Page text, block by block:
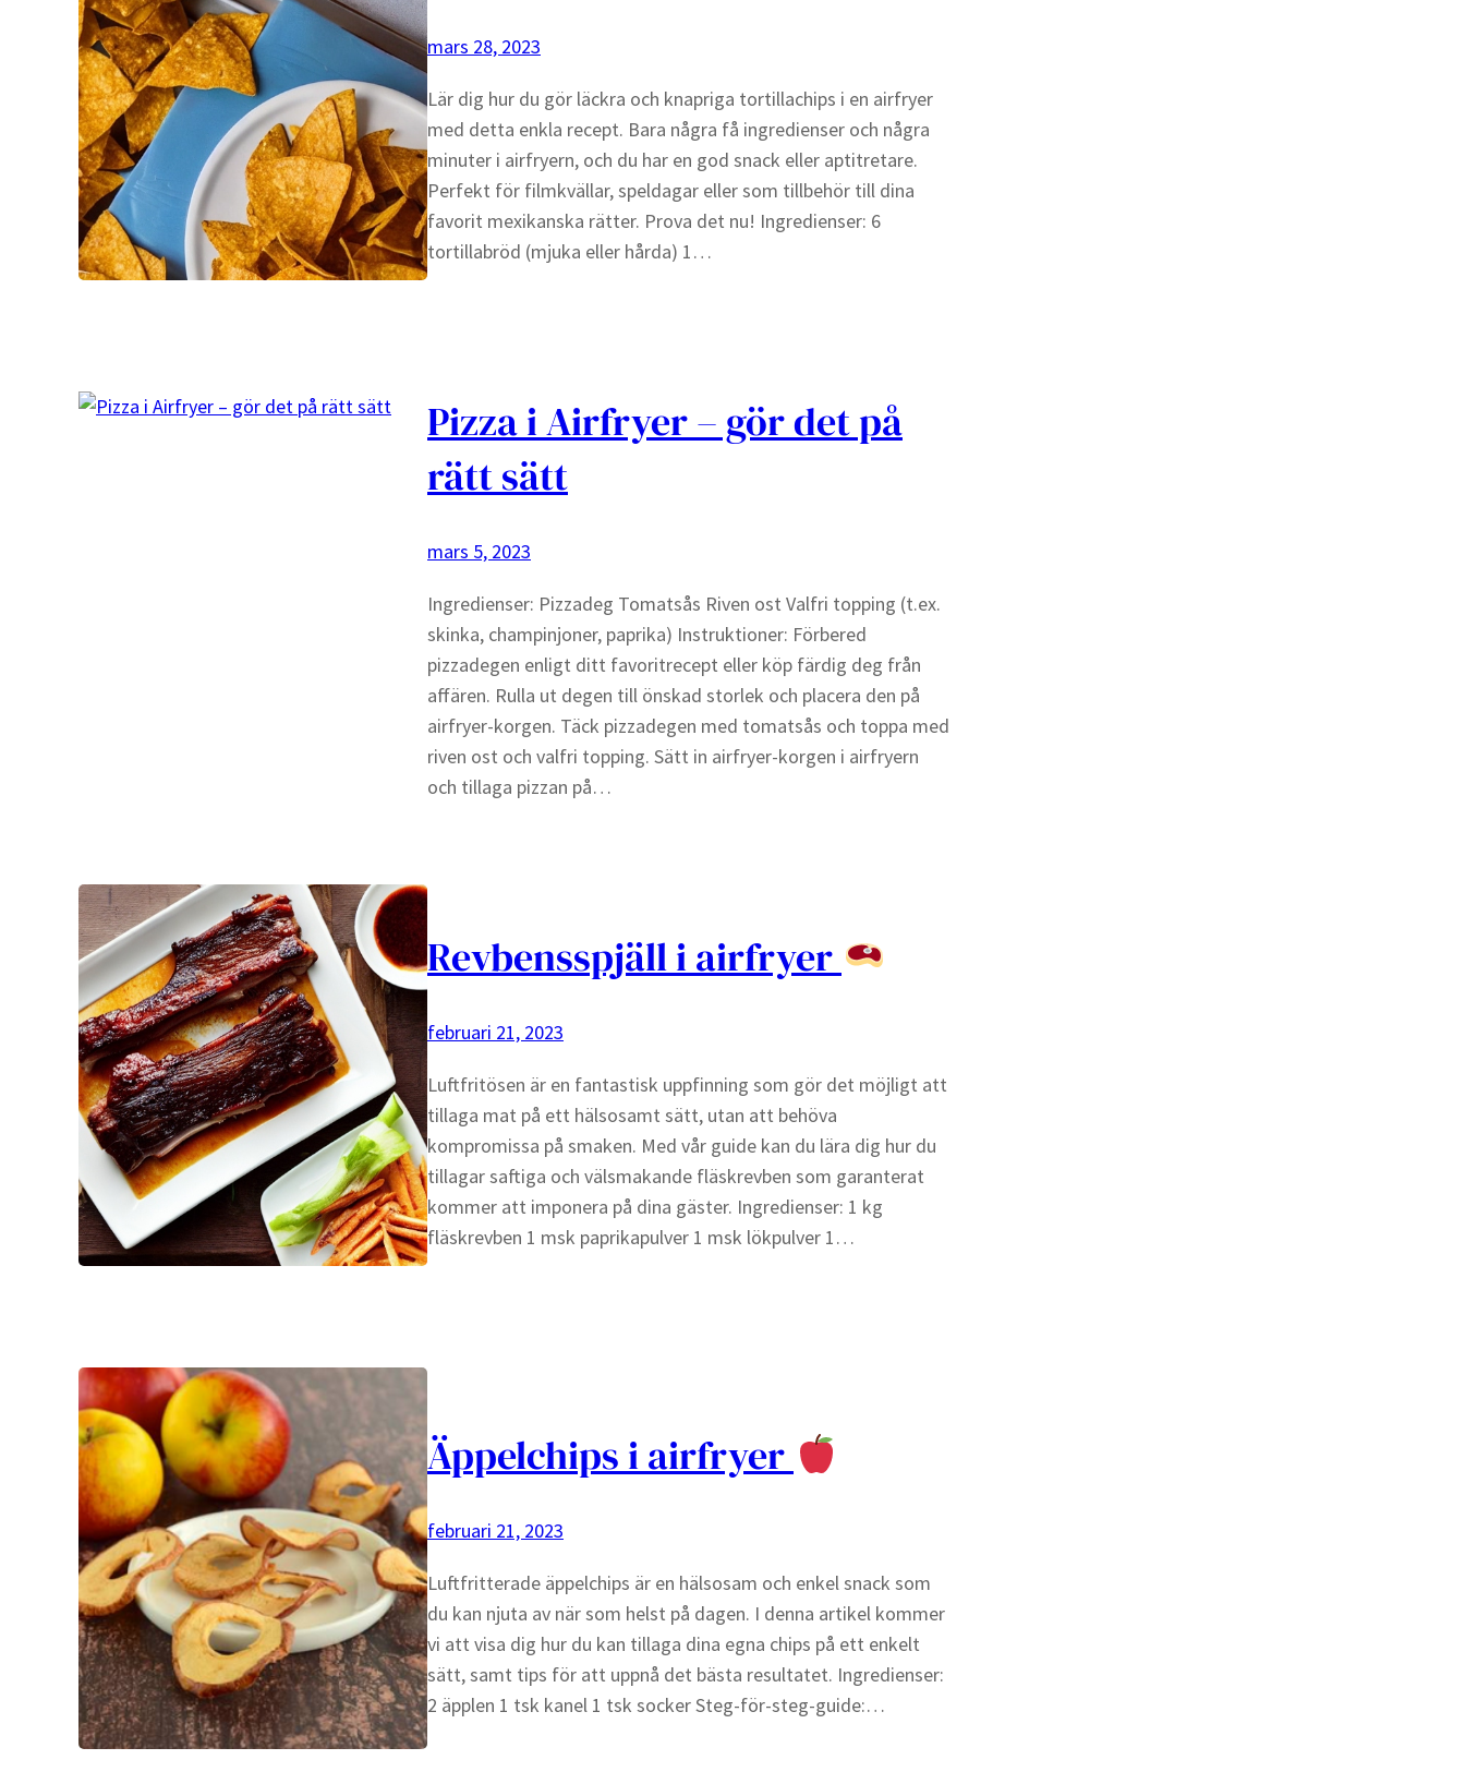
mars 28, 2023
Lär dig hur du gör läckra och knapriga tortillachips i en airfryer
med detta enkla recept. Bara några få ingredienser och några
minuter i airfryern, och du har en god snack eller aptitretare.
Perfekt för filmkvällar, speldagar eller som tillbehör till dina
favorit mexikanska rätter. Prova det nu! Ingredienser: 6
tortillabröd (mjuka eller hårda) 1…
Pizza i Airfryer – gör det på
rätt sätt
mars 5, 2023
Ingredienser: Pizzadeg Tomatsås Riven ost Valfri topping (t.ex.
skinka, champinjoner, paprika) Instruktioner: Förbered
pizzadegen enligt ditt favoritrecept eller köp färdig deg från
affären. Rulla ut degen till önskad storlek och placera den på
airfryer-korgen. Täck pizzadegen med tomatsås och toppa med
riven ost och valfri topping. Sätt in airfryer-korgen i airfryern
och tillaga pizzan på…
Revbensspjäll i airfryer
februari 21, 2023
Luftfritösen är en fantastisk uppfinning som gör det möjligt att
tillaga mat på ett hälsosamt sätt, utan att behöva
kompromissa på smaken. Med vår guide kan du lära dig hur du
tillagar saftiga och välsmakande fläskrevben som garanterat
kommer att imponera på dina gäster. Ingredienser: 1 kg
fläskrevben 1 msk paprikapulver 1 msk lökpulver 1…
Äppelchips i airfryer
februari 21, 2023
Luftfritterade äppelchips är en hälsosam och enkel snack som
du kan njuta av när som helst på dagen. I denna artikel kommer
vi att visa dig hur du kan tillaga dina egna chips på ett enkelt
sätt, samt tips för att uppnå det bästa resultatet. Ingredienser:
2 äpplen 1 tsk kanel 1 tsk socker Steg-för-steg-guide:…